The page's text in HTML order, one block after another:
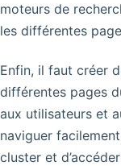
moteurs de
les différentes
Enfin, il faut créer
différentes pages
aux utilisateurs et
naviguer
cluster et